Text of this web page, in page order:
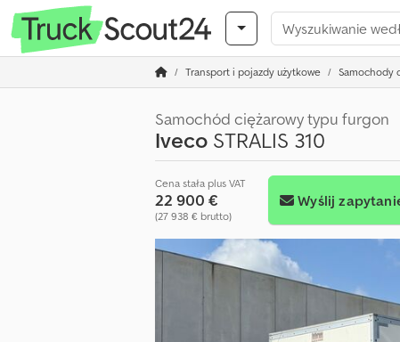
Transport i pojazdy użytkowe Samochody
Samochód ciężarowy typu furgon
Iveco STRALIS 310
Cena stała plus VAT
22 900 €
(27 938 € brutto)
Wyślij